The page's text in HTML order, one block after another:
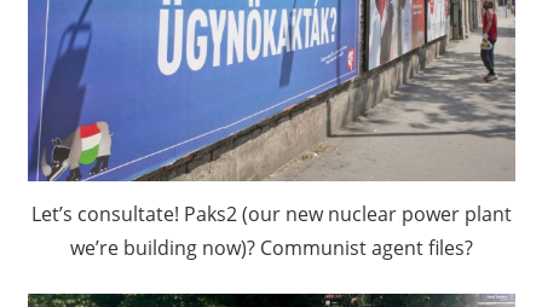
Let’s consultate! Paks2 (our new nuclear power plant
we’re building now)? Communist agent files?